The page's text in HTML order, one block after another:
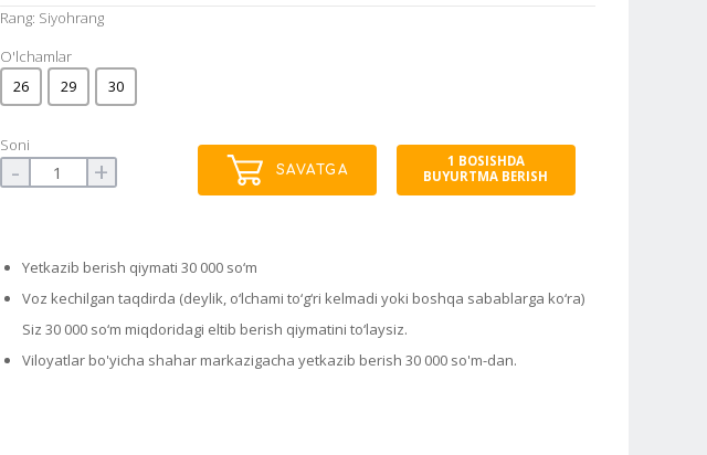
Rang: Siyohrang
O'lchamlar
26
29 30
Soni
- + SAVATGA
1 BOSISHDA
BUYURTMA BERISH
Yetkazib berish qiymati 30 000 so‘m
Voz kechilgan taqdirda (deylik, o‘lchami to‘g‘ri kelmadi yoki boshqa sabablarga ko‘ra)
Siz 30 000 so‘m miqdoridagi eltib berish qiymatini to‘laysiz.
Viloyatlar bo'yicha shahar markazigacha yetkazib berish 30 000 so'm-dan.